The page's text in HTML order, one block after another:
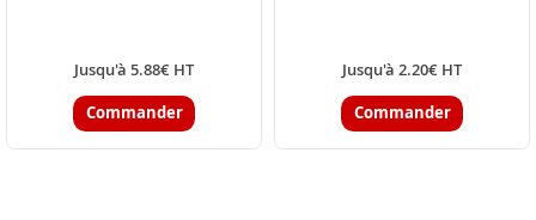
Jusqu'à 5.88€ HT
Commander
Jusqu'à 2.20€ HT
Commander